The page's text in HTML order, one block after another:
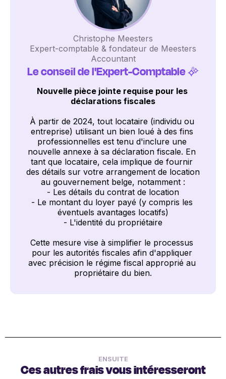
Christophe Meesters
Accountant
Le conseil de l'Expert-Comptable ✨
Nouvelle pièce jointe requise pour les
déclarations fiscales
À partir de 2024, tout locataire (individu ou
entreprise) utilisant un bien loué à des fins
professionnelles est tenu d'inclure une
nouvelle annexe à sa déclaration fiscale. En
tant que locataire, cela implique de fournir
des détails sur votre arrangement de location
au gouvernement belge, notamment :
- Les détails du contrat de location
- Le montant du loyer payé (y compris les
éventuels avantages locatifs)
- L'identité du propriétaire
Cette mesure vise à simplifier le processus
pour les autorités fiscales afin d'appliquer
avec précision le régime fiscal approprié au
propriétaire du bien.
ENSUITE
Ces autres frais vous intéresseront